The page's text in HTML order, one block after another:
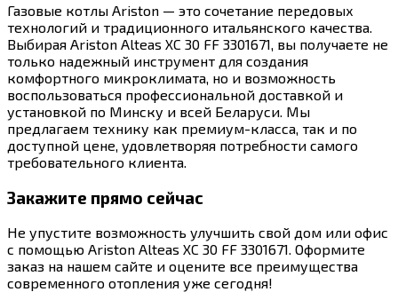
Газовые котлы Ariston — это сочетание передовых
технологий и традиционного итальянского качества.
Выбирая Ariston Alteas XC 30 FF 3301671, вы получаете не
только надежный инструмент для создания
комфортного микроклимата, но и возможность
воспользоваться профессиональной доставкой и
установкой по Минску и всей Беларуси. Мы
предлагаем технику как премиум-класса, так и по
доступной цене, удовлетворяя потребности самого
требовательного клиента.
Закажите прямо сейчас
Не упустите возможность улучшить свой дом или офис
с помощью Ariston Alteas XC 30 FF 3301671. Оформите
заказ на нашем сайте и оцените все преимущества
современного отопления уже сегодня!